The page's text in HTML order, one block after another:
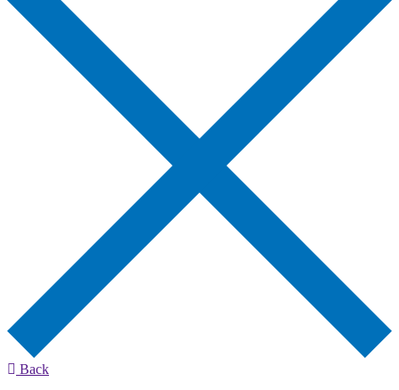
Back